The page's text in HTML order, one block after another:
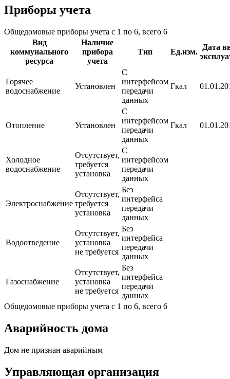
Приборы учета
Общедомовые приборы учета с 1 по 6, всего 6
Вид
коммунального
ресурса
Наличие
прибора
учета
Тип Ед.изм.
Дата
Горячее
водоснабжение
Установлен
С
интерфейсом
передачи
данных
Гкал
Отопление Установлен
С
интерфейсом
передачи
данных
Гкал
Холодное
водоснабжение
Отсутствует,
требуется
установка
С
интерфейсом
передачи
данных
Электроснабжение
Отсутствует,
требуется
установка
Без
интерфейса
передачи
данных
Водоотведение
Отсутствует,
установка
не требуется
Без
интерфейса
передачи
данных
Газоснабжение
Отсутствует,
установка
не требуется
Без
интерфейса
передачи
данных
Общедомовые приборы учета с 1 по 6, всего 6
Аварийность дома
Дом не признан аварийным
Управляющая организация